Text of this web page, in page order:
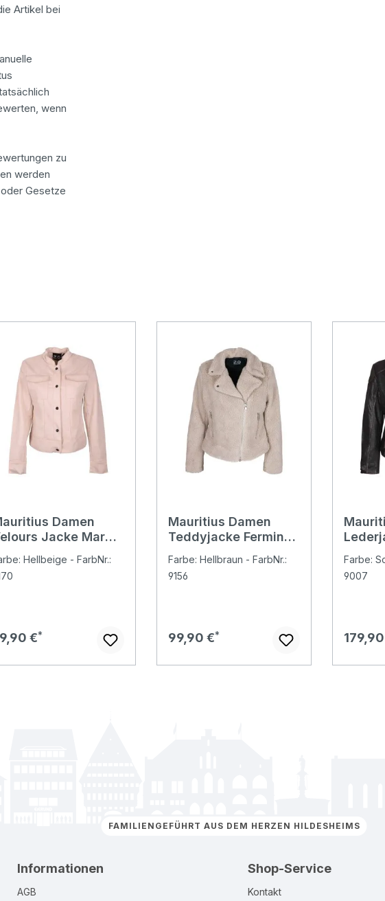
Artikel bei
wenn
zu
werden
Gesetze
Damen
Jacke Marya
Hellbeige - FarbNr.:
Preis:
€
Mauritius Damen
Teddyjacke Fermina
Farbe: Hellbraun - FarbNr.:
9156
Regulärer Preis:
99,90 €
Farbe:
9007
FAMILIENGEFÜHRT AUS DEM HERZEN HILDESHEIMS
Informationen
AGB
Shop-Service
Kontakt